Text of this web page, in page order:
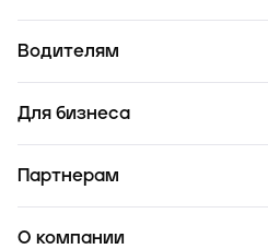
Водителям
Для бизнеса
Партнерам
О компании